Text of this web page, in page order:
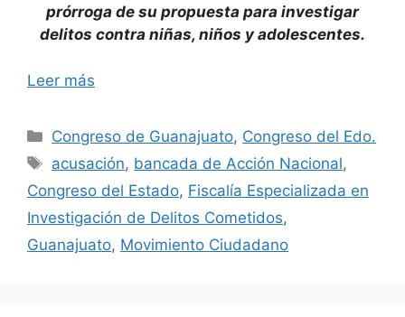
prórroga de su propuesta para investigar
delitos contra niñas, niños y adolescentes.
Leer más
Categorías
Congreso de Guanajuato, Congreso del Edo.
Etiquetas
acusación, bancada de Acción Nacional,
Congreso del Estado, Fiscalía Especializada en
Investigación de Delitos Cometidos,
Guanajuato, Movimiento Ciudadano